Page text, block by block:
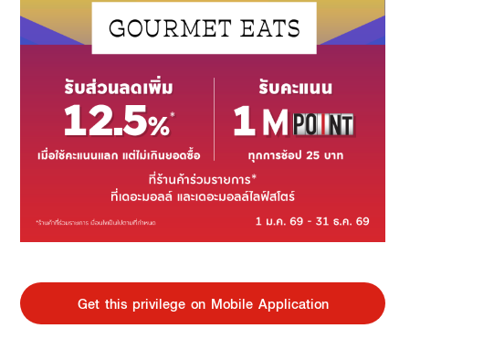
Get this privilege on Mobile Application